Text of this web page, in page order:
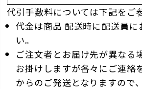
代引手数料については下記をご
代金は商品 配送時に配送員に
い。
ご注文者とお届け先が異なる
お掛けしますが各々にご連絡
からのご発送となりますので